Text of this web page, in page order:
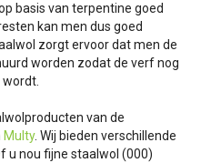
basis van terpentine goed
kan men dus goed
zorgt ervoor dat men de
worden zodat de verf nog
van de
Multy. Wij bieden verschillende
u nou fijne staalwol (000)